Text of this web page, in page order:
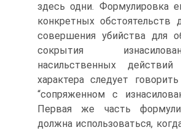
здесь одни. Формулировка
конкретных обстоятельств
совершения убийства для
сокрытия
насильственных действий
характера следует
“сопряженном с
Первая же часть
должна использоваться,